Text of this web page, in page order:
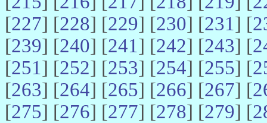
[227] [228] [229] [230] [231] [
[239] [240] [241] [242] [243] [
[251] [252] [253] [254] [255] [
[263] [264] [265] [266] [267] [
[275] [276] [277] [278] [279] [